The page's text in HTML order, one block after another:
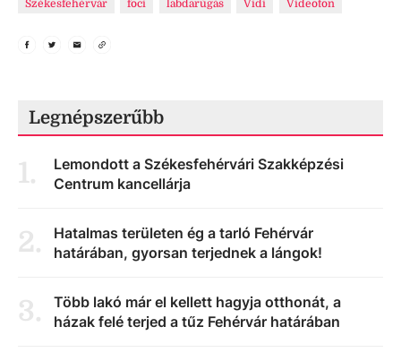
Székesfehérvár foci labdarúgás Vidi Videoton
Legnépszerűbb
1.
Lemondott a Székesfehérvári Szakképzési
Centrum kancellárja
2.
Hatalmas területen ég a tarló Fehérvár
határában, gyorsan terjednek a lángok!
3.
Több lakó már el kellett hagyja otthonát, a
házak felé terjed a tűz Fehérvár határában